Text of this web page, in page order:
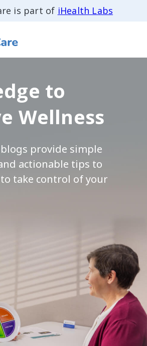
is part of iHealth Labs
to
Wellness
provide simple
actionable tips to
take control of your